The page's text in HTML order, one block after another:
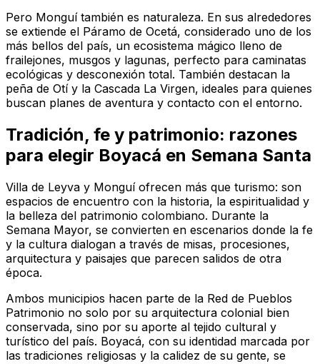
Pero Monguí también es naturaleza. En sus alrededores
se extiende el Páramo de Ocetá, considerado uno de los
más bellos del país, un ecosistema mágico lleno de
frailejones, musgos y lagunas, perfecto para caminatas
ecológicas y desconexión total. También destacan la
peña de Otí y la Cascada La Virgen, ideales para quienes
buscan planes de aventura y contacto con el entorno.
Tradición, fe y patrimonio: razones
para elegir Boyacá en Semana Santa
Villa de Leyva y Monguí ofrecen más que turismo: son
espacios de encuentro con la historia, la espiritualidad y
la belleza del patrimonio colombiano. Durante la
Semana Mayor, se convierten en escenarios donde la fe
y la cultura dialogan a través de misas, procesiones,
arquitectura y paisajes que parecen salidos de otra
época.
Ambos municipios hacen parte de la Red de Pueblos
Patrimonio no solo por su arquitectura colonial bien
conservada, sino por su aporte al tejido cultural y
turístico del país. Boyacá, con su identidad marcada por
las tradiciones religiosas y la calidez de su gente, se